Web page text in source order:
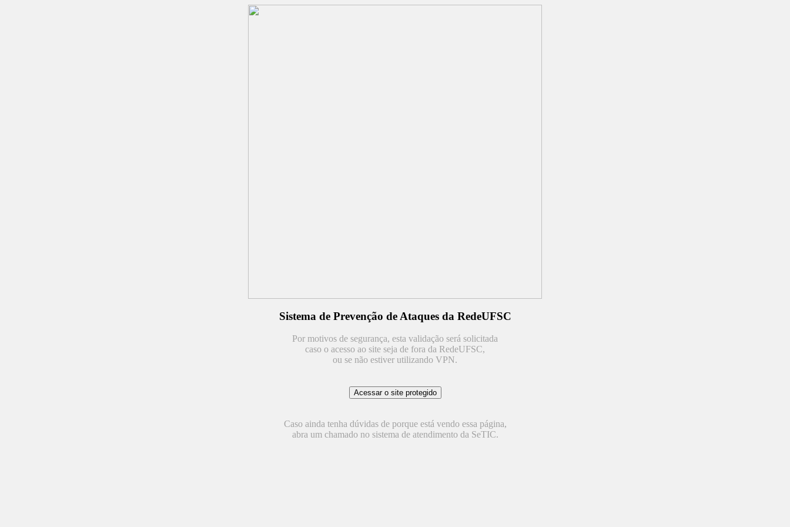
Sistema de Prevenção de Ataques da RedeUFSC
Por motivos de segurança, esta validação será solicitada
caso o acesso ao site seja de fora da RedeUFSC,
ou se não estiver utilizando VPN.
Caso ainda tenha dúvidas de porque está vendo essa página,
abra um chamado no sistema de atendimento da SeTIC.